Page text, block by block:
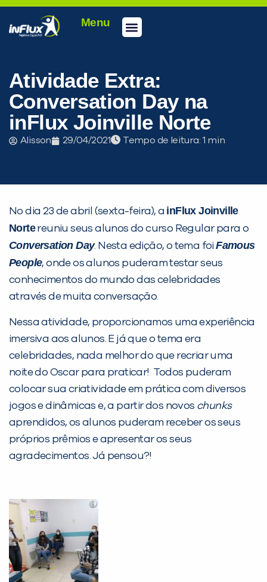
Menu
Atividade Extra:
Conversation Day na
inFlux Joinville Norte
Alisson 29/04/2021 Tempo de leitura:
No dia 23 de abril (sexta-feira), a inFlux Joinville
Nortereuniu seus alunos do curso Regular para o
Conversation Day. Nesta edição, o tema foiFamous
People, onde os alunos puderam testar seus
conhecimentos do mundo das celebridades
através de muita conversação.
Nessa atividade, proporcionamos uma experiência
imersiva aos alunos. E já que o tema era
celebridades, nada melhor do que recriar uma
noite do Oscar para praticar! Todos puderam
colocar sua criatividade em prática com diversos
jogos e dinâmicas e, a partir dos novos chunks
aprendidos, os alunos puderam receber os seus
próprios prêmios e apresentar os seus
agradecimentos. Já pensou?!
PEÇA UMA DEMONSTRAÇÃO DE MÉTODO
Desculpe!
Não encontramos nenhuma unidade
você digitou.